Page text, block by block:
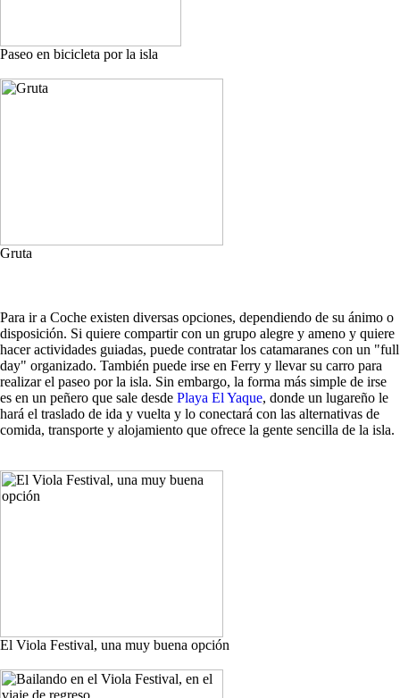
Paseo en bicicleta por la isla
Gruta
Para ir a Coche existen diversas opciones, dependiendo de su ánimo o
disposición. Si quiere compartir con un grupo alegre y ameno y quiere
hacer actividades guiadas, puede contratar los catamaranes con un "full
day" organizado. También puede irse en Ferry y llevar su carro para
realizar el paseo por la isla. Sin embargo, la forma más simple de irse
es en un peñero que sale desde Playa El Yaque, donde un lugareño le
hará el traslado de ida y vuelta y lo conectará con las alternativas de
comida, transporte y alojamiento que ofrece la gente sencilla de la isla.
El Viola Festival, una muy buena opción